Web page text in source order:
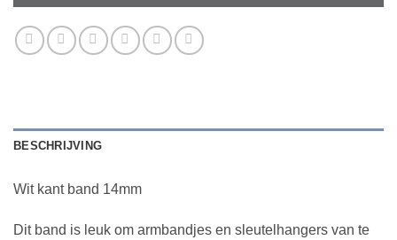
BESCHRIJVING
Wit kant band 14mm
Dit band is leuk om armbandjes en sleutelhangers van te